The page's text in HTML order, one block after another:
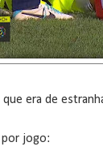
era de
jogo: